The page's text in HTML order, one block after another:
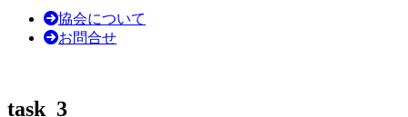
協会について
お問合せ
task_3